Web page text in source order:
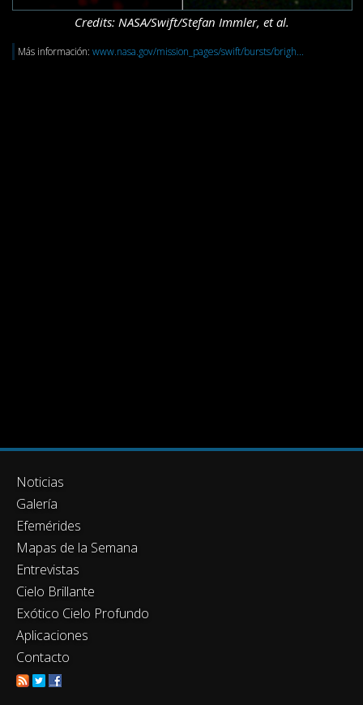
Credits: NASA/Swift/Stefan Immler, et al.
Más información: www.nasa.gov/mission_pages/swift/bursts/brigh...
Noticias
Galería
Efemérides
Mapas de la Semana
Entrevistas
Cielo Brillante
Exótico Cielo Profundo
Aplicaciones
Contacto